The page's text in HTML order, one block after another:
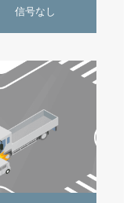
信号なし